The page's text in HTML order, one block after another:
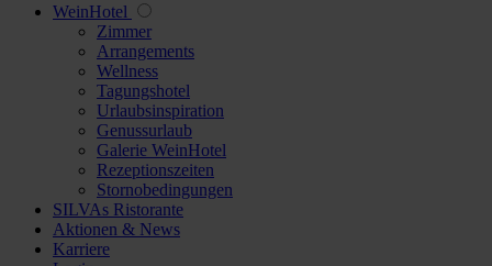
WeinHotel
Zimmer
Arrangements
Wellness
Tagungshotel
Urlaubsinspiration
Genussurlaub
Galerie WeinHotel
Rezeptionszeiten
Stornobedingungen
SILVAs Ristorante
Aktionen & News
Karriere